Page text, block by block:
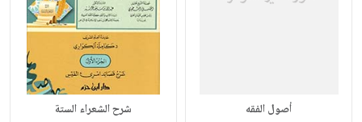
أصول الفقه شرح الشعراء الستة